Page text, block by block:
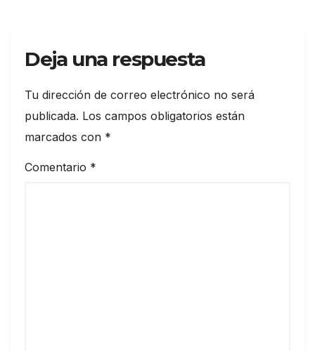
Deja una respuesta
Tu dirección de correo electrónico no será
publicada. Los campos obligatorios están
marcados con *
Comentario *